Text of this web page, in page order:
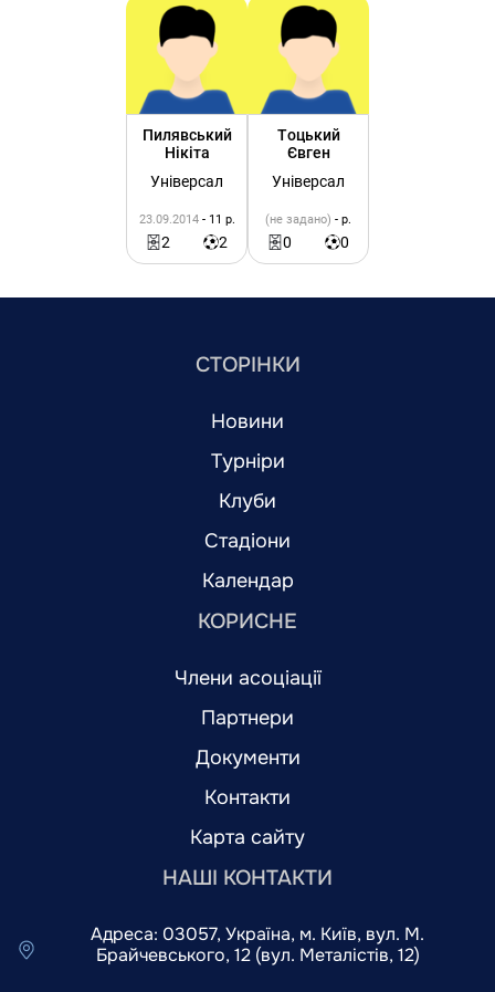
Пилявський
Нікіта
Універсал
23.09.2014 - 11 р.
2 2
Тоцький
Євген
Універсал
(не задано) - р.
0 0
СТОРІНКИ
Новини
Турніри
Клуби
Стадіони
Календар
КОРИСНЕ
Члени асоціації
Партнери
Документи
Контакти
Карта сайту
НАШІ КОНТАКТИ
Адреса: 03057, Україна, м. Київ, вул. М.
Брайчевського, 12 (вул. Металістів, 12)